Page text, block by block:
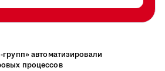
групп» автоматизировали
процессов